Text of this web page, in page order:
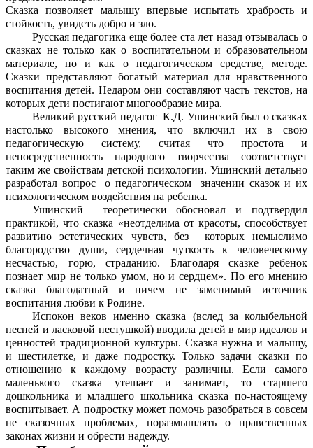
Сказка позволяет малышу впервые испытать храбрость и
стойкость, увидеть добро и зло.
Русская педагогика еще более ста лет назад отзывалась о
сказках не только как о воспитательном и образовательном
материале, но и как о педагогическом средстве, методе.
Сказки представляют богатый материал для нравственного
воспитания детей. Недаром они составляют часть текстов, на
которых дети постигают многообразие мира.
Великий русский педагог К.Д. Ушинский был о сказках
настолько высокого мнения, что включил их в свою
педагогическую систему, считая что простота и
непосредственность народного творчества соответствует
таким же свойствам детской психологии. Ушинский детально
разработал вопрос о педагогическом значении сказок и их
психологическом воздействия на ребенка.
Ушинский теоретически обосновал и подтвердил
практикой, что сказка «неотделима от красоты, способствует
развитию эстетических чувств, без которых немыслимо
благородство души, сердечная чуткость к человеческому
несчастью, горю, страданию. Благодаря сказке ребенок
познает мир не только умом, но и сердцем». По его мнению
сказка благодатный и ничем не заменимый источник
воспитания любви к Родине.
Испокон веков именно сказка (вслед за колыбельной
песней и ласковой пестушкой) вводила детей в мир идеалов и
ценностей традиционной культуры. Сказка нужна и малышу,
и шестилетке, и даже подростку. Только задачи сказки по
отношению к каждому возрасту различны. Если самого
маленького сказка утешает и занимает, то старшего
дошкольника и младшего школьника сказка по-настоящему
воспитывает. А подростку может помочь разобраться в совсем
не сказочных проблемах, поразмышлять о нравственных
законах жизни и обрести надежду.